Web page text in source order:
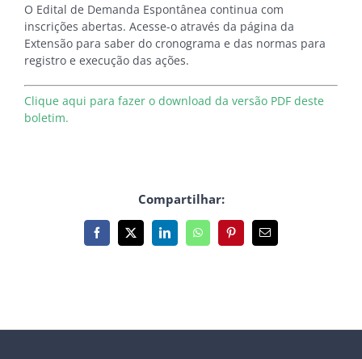
O Edital de Demanda Espontânea continua com
inscrições abertas. Acesse-o através da página da
Extensão para saber do cronograma e das normas para
registro e execução das ações.
Clique aqui para fazer o download da versão PDF deste
boletim.
Compartilhar:
Facebook
X LinkedInWhatsAppPinterest
E-
mail